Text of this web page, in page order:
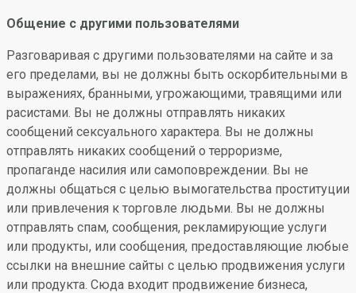
Общение с другими пользователями
Разговаривая с другими пользователями на сайте и за
его пределами, вы не должны быть оскорбительными в
выражениях, бранными, угрожающими, травящими или
расистами. Вы не должны отправлять никаких
сообщений сексуального характера. Вы не должны
отправлять никаких сообщений о терроризме,
пропаганде насилия или самоповреждении. Вы не
должны общаться с целью вымогательства проституции
или привлечения к торговле людьми. Вы не должны
отправлять спам, сообщения, рекламирующие услуги
или продукты, или сообщения, предоставляющие любые
ссылки на внешние сайты с целью продвижения услуги
или продукта. Сюда входит продвижение бизнеса,